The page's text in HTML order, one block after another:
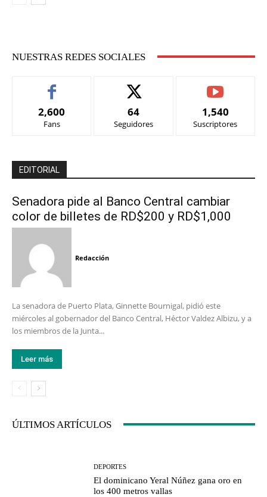
NUESTRAS REDES SOCIALES
2,600
Fans
64
Seguidores
1,540
Suscriptores
EDITORIAL
Senadora pide al Banco Central cambiar
color de billetes de RD$200 y RD$1,000
Redacción
La senadora de Puerto Plata, Ginnette Bournigal, pidió este
miércoles al gobernador del Banco Central, Héctor Valdez Albizu, y a
los miembros de la Junta...
Leer más
ÚLTIMOS ARTÍCULOS
DEPORTES
El dominicano Yeral Núñez gana oro en
los 400 metros vallas